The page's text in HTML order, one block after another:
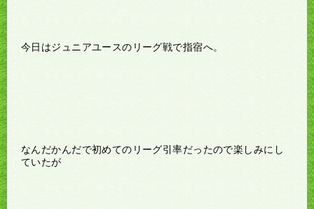
今日はジュニアユースのリーグ戦で指宿へ。
なんだかんだで初めてのリーグ引率だったので楽しみにし
ていたが